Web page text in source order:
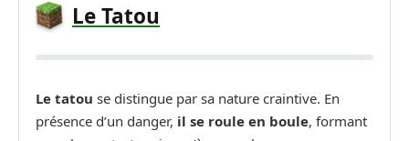
LeTatou
Le tatou se distingue par sa nature craintive. En
présence d’un danger, il se roule en boule, formant